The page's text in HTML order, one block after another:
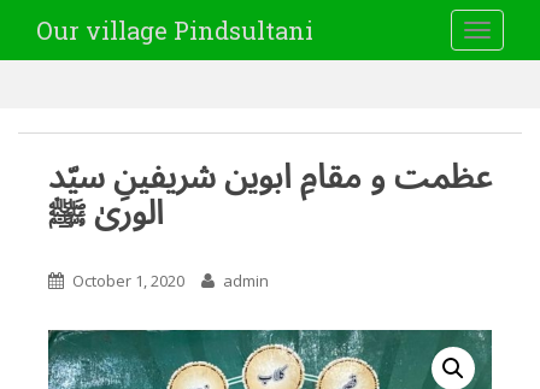
Our village Pindsultani
عظمت و مقامِ ابوین شریفینِ سیّد
الوریٰ ﷺ
October 1, 2020 admin